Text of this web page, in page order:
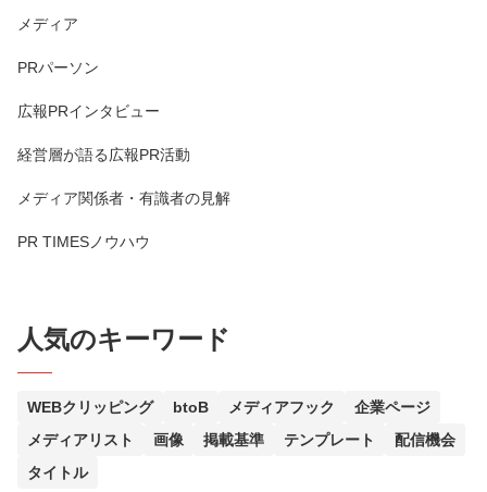
メディア
PRパーソン
広報PRインタビュー
経営層が語る広報PR活動
メディア関係者・有識者の見解
PR TIMESノウハウ
人気のキーワード
WEBクリッピング btoB メディアフック
企業ページ
メディアリスト
画像 掲載基準 テンプレート
配信機会
タイトル